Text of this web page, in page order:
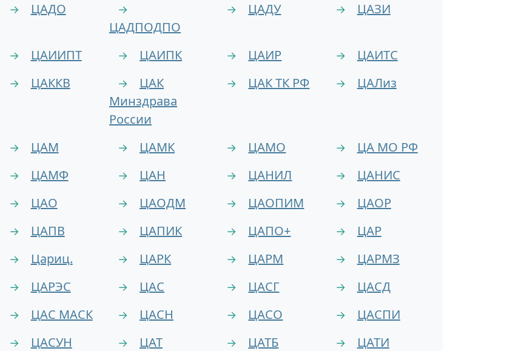
→ ЦАДО →
ЦАДПОДПО
→ ЦАДУ → ЦАЗИ
→ ЦАИИПТ → ЦАИПК → ЦАИР → ЦАИТС
→ ЦАККВ →
ЦАК
Минздрава
России
→ ЦАК ТК РФ → ЦАЛиз
→ ЦАМ → ЦАМК → ЦАМО → ЦА МО РФ
→ ЦАМФ → ЦАН → ЦАНИЛ → ЦАНИС
→ ЦАО → ЦАОДМ → ЦАОПИМ → ЦАОР
→ ЦАПВ → ЦАПИК → ЦАПО+ → ЦАР
→ Цариц. → ЦАРК → ЦАРМ → ЦАРМЗ
→ ЦАРЭС → ЦАС → ЦАСГ → ЦАСД
→ ЦАС МАСК → ЦАСН → ЦАСО → ЦАСПИ
→ ЦАСУН → ЦАТ → ЦАТБ → ЦАТИ